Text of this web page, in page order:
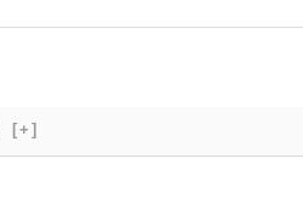
[+]